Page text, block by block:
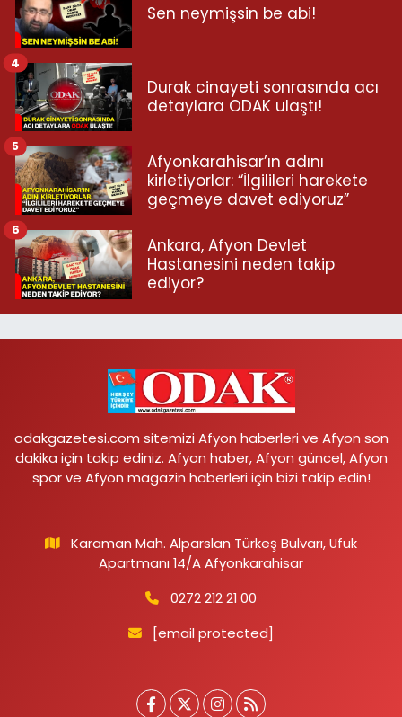
Sen neymişsin be abi!
Durak cinayeti sonrasında acı
detaylara ODAK ulaştı!
4
Afyonkarahisar’ın adını
kirletiyorlar: “İlgilileri harekete
geçmeye davet ediyoruz”
5
Ankara, Afyon Devlet
Hastanesini neden takip
ediyor?
6
odakgazetesi.com sitemizi Afyon haberleri ve Afyon son
dakika için takip ediniz. Afyon haber, Afyon güncel, Afyon
spor ve Afyon magazin haberleri için bizi takip edin!
Karaman Mah. Alparslan Türkeş Bulvarı, Ufuk
Apartmanı 14/A Afyonkarahisar
0272 212 21 00
[email protected]